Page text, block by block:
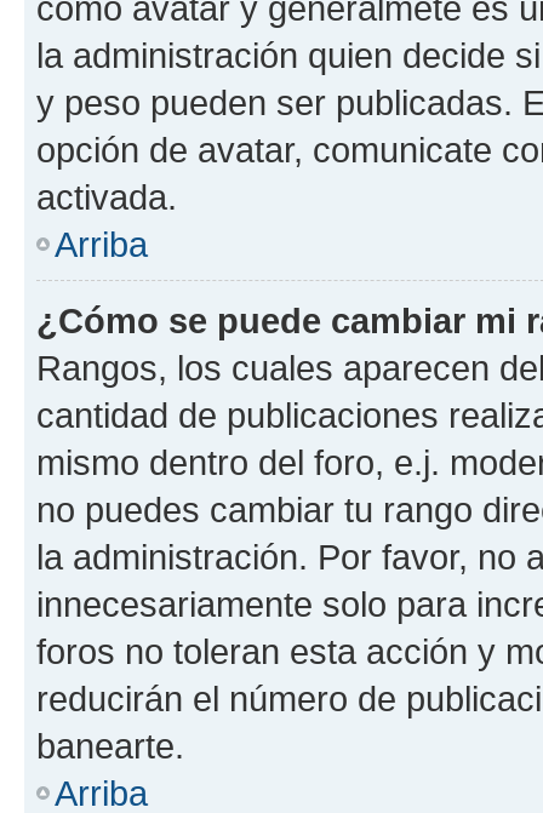
la administración quien decide
y peso pueden ser publicadas.
opción de avatar, comunicate
activada.
Arriba
¿Cómo se puede cambiar mi
Rangos, los cuales aparecen
cantidad de publicaciones
mismo dentro del foro, e.j.
no puedes cambiar tu rango
la administración. Por favor, no
innecesariamente solo para
foros no toleran esta acción y
reducirán el número de
banearte.
Arriba